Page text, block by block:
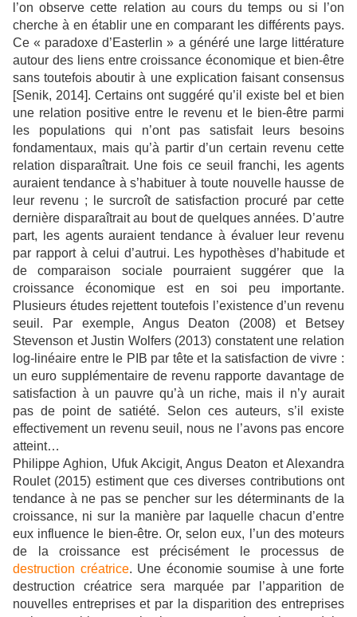
l’on observe cette relation au cours du temps ou si l’on
cherche à en établir une en comparant les différents pays.
Ce « paradoxe d’Easterlin » a généré une large littérature
autour des liens entre croissance économique et bien-être
sans toutefois aboutir à une explication faisant consensus
[Senik, 2014]. Certains ont suggéré qu’il existe bel et bien
une relation positive entre le revenu et le bien-être parmi
les populations qui n’ont pas satisfait leurs besoins
fondamentaux, mais qu’à partir d’un certain revenu cette
relation disparaîtrait. Une fois ce seuil franchi, les agents
auraient tendance à s’habituer à toute nouvelle hausse de
leur revenu ; le surcroît de satisfaction procuré par cette
dernière disparaîtrait au bout de quelques années. D’autre
part, les agents auraient tendance à évaluer leur revenu
par rapport à celui d’autrui. Les hypothèses d’habitude et
de comparaison sociale pourraient suggérer que la
croissance économique est en soi peu importante.
Plusieurs études rejettent toutefois l’existence d’un revenu
seuil. Par exemple, Angus Deaton (2008) et Betsey
Stevenson et Justin Wolfers (2013) constatent une relation
log-linéaire entre le PIB par tête et la satisfaction de vivre :
un euro supplémentaire de revenu rapporte davantage de
satisfaction à un pauvre qu’à un riche, mais il n’y aurait
pas de point de satiété. Selon ces auteurs, s’il existe
effectivement un revenu seuil, nous ne l’avons pas encore
atteint…
Philippe Aghion, Ufuk Akcigit, Angus Deaton et Alexandra
Roulet (2015) estiment que ces diverses contributions ont
tendance à ne pas se pencher sur les déterminants de la
croissance, ni sur la manière par laquelle chacun d’entre
eux influence le bien-être. Or, selon eux, l’un des moteurs
de la croissance est précisément le processus de
destruction créatrice. Une économie soumise à une forte
destruction créatrice sera marquée par l’apparition de
nouvelles entreprises et par la disparition des entreprises